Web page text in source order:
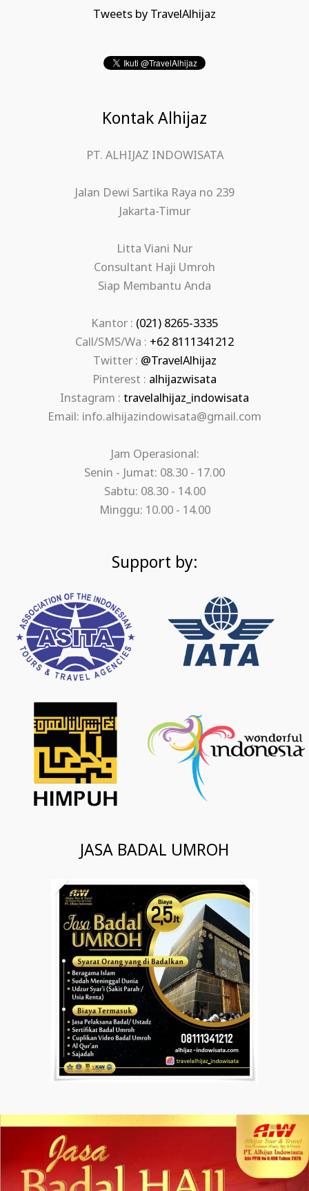
Tweets by TravelAlhijaz
Kontak Alhijaz
PT. ALHIJAZ INDOWISATA
Jalan Dewi Sartika Raya no 239
Jakarta-Timur
Litta Viani Nur
Consultant Haji Umroh
Siap Membantu Anda
Kantor : (021) 8265-3335
Call/SMS/Wa : +62 8111341212
Twitter : @TravelAlhijaz
Pinterest : alhijazwisata
Instagram : travelalhijaz_indowisata
Email: info.alhijazindowisata@gmail.com
Jam Operasional:
Senin - Jumat: 08.30 - 17.00
Sabtu: 08.30 - 14.00
Minggu: 10.00 - 14.00
Support by:
JASA BADAL UMROH